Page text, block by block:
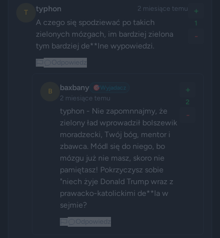
T typhon 2 miesiące temu
A czego się spodziewać po takich
zielonych mózgach, im bardziej zielona
tym bardziej de**lne wypowiedzi.
+
1
-
B baxbany 🎯Wyjadacz
2 miesiące temu
typhon - Nie zapomnnajmy, że
zielony ład wprowadził bolszewik
moradzecki, Twój bóg, mentor i
zbawca. Módl się do niego, bo
mózgu już nie masz, skoro nie
pamiętasz! Pokrzyczysz sobie
"niech żyje Donald Trump wraz z
prawacko-katolickimi de**la w
sejmie?
+
2
-